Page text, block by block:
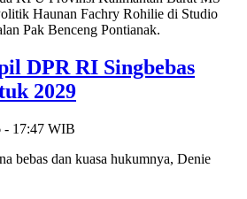
DPR RI Singbebas
2029
- 17:47 WIB